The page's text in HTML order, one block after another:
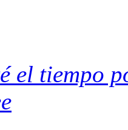
el tiempo